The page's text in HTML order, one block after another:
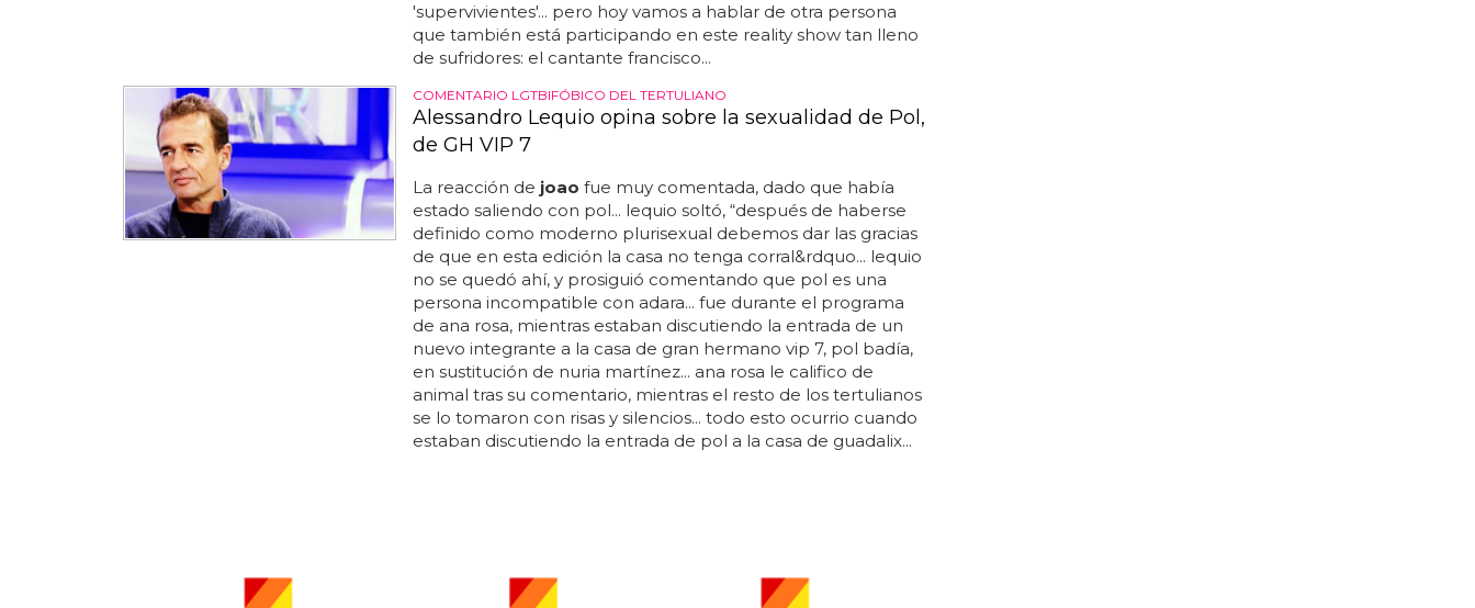
'supervivientes'... pero hoy vamos a hablar de otra persona
que también está participando en este reality show tan lleno
de sufridores: el cantante francisco...
COMENTARIO LGTBIFÓBICO DEL TERTULIANO
Alessandro Lequio opina sobre la sexualidad de Pol,
de GH VIP 7
La reacción de joao fue muy comentada, dado que había
estado saliendo con pol... lequio soltó, “después de haberse
definido como moderno plurisexual debemos dar las gracias
de que en esta edición la casa no tenga corral&rdquo... lequio
no se quedó ahí, y prosiguió comentando que pol es una
persona incompatible con adara... fue durante el programa
de ana rosa, mientras estaban discutiendo la entrada de un
nuevo integrante a la casa de gran hermano vip 7, pol badía,
en sustitución de nuria martínez... ana rosa le califico de
animal tras su comentario, mientras el resto de los tertulianos
se lo tomaron con risas y silencios... todo esto ocurrio cuando
estaban discutiendo la entrada de pol a la casa de guadalix...